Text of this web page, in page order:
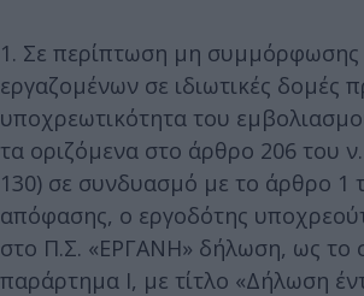
1. Σε περίπτωση μη
εργαζομένων σε ιδιωτικές δομές
υποχρεωτικότητα του
τα οριζόμενα στο άρθρο 206 του
130) σε συνδυασμό με το άρθρο 1
απόφασης, ο εργοδότης
στο Π.Σ. «ΕΡΓΑΝΗ» δήλωση, ως το
παράρτημα Ι, με τίτλο «Δήλωση